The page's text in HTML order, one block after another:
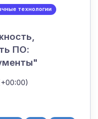
технологии
ПО: